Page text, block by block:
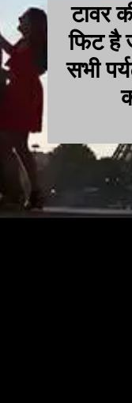
टावर
फिट है
सभी